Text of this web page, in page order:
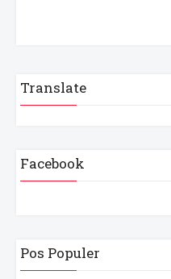
Translate
Facebook
Pos Populer